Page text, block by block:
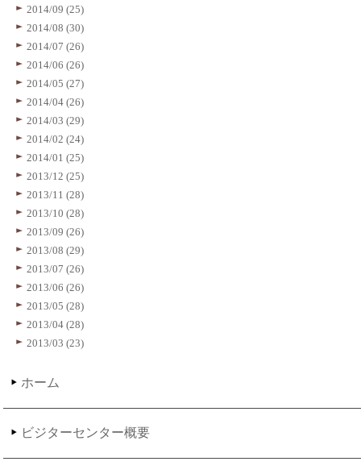
2014/09 (25)
2014/08 (30)
2014/07 (26)
2014/06 (26)
2014/05 (27)
2014/04 (26)
2014/03 (29)
2014/02 (24)
2014/01 (25)
2013/12 (25)
2013/11 (28)
2013/10 (28)
2013/09 (26)
2013/08 (29)
2013/07 (26)
2013/06 (26)
2013/05 (28)
2013/04 (28)
2013/03 (23)
ホーム
ビジターセンター概要